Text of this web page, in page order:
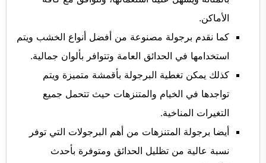
الأماكن.
كما نقدم برجولة مصنوعة من أفضل أنواع الخشب ويتم
استخدامها في الحدائق العامة وتتوافر بألوان جمالية.
كذلك يمكن تغطية البرجولة بأقمشة متميزة ويتم
تواجدها في الخيام والمتنزهات حيث تتحمل جميع
التغيرات المناخية.
أيضا برجولة المتنزهات من أهم البرجولات التي توفر
نسبة عالية من تظليل الحدائق ومتوفرة بأحدث